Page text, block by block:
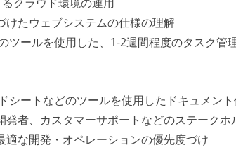
けたウェブシステムの仕様の理解
ツールを使用した、1-2週間程度のタスク管
シートなどのツールを使用したドキュメン
発者、カスタマーサポートなどのステーク
適な開発・オペレーションの優先度づけ